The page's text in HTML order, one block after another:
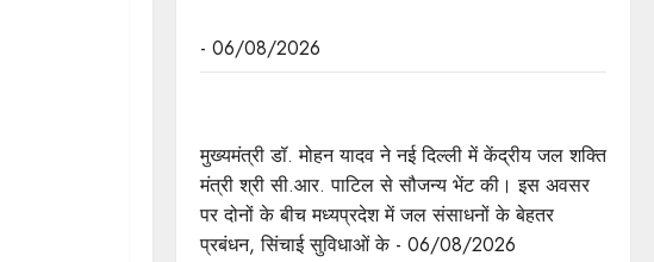
- 06/08/2026
मुख्यमंत्री डॉ. मोहन यादव ने नई दिल्ली में केंद्रीय जल शक्ति
मंत्री श्री सी.आर. पाटिल से सौजन्य भेंट की। इस अवसर
पर दोनों के बीच मध्यप्रदेश में जल संसाधनों के बेहतर
प्रबंधन, सिंचाई सुविधाओं के - 06/08/2026